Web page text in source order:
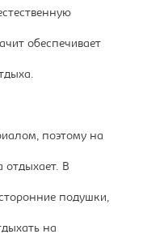
обеспечивает
поэтому на
отдыхает. В
подушки,
на